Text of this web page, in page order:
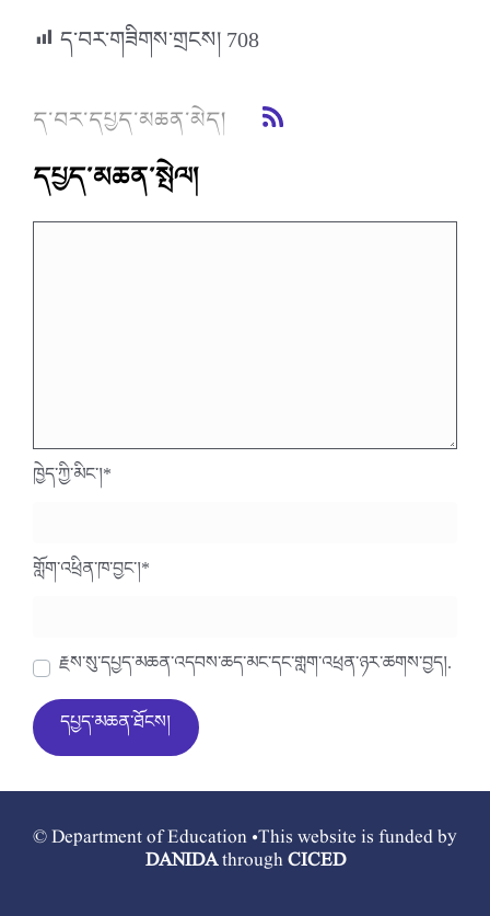
ད་བར་གཟིགས་གྲངས།708
ད་བར་དཔྱད་མཆན་མེད།
དཔྱད་མཆན་སྤེལ།
ཁྱེད་ཀྱི་མིང་།*
གློག་འཕྲིན་ཁ་བྱང་།*
རྗེས་སུ་དཔྱད་མཆན་འདེབས་ཆེད་མིང་དང་གློག་འཕྲིན་ཉར་ཚགས་བྱེད།.
© Department of Education •This website is funded by
DANIDAthroughCICED